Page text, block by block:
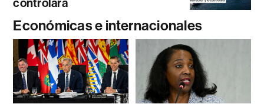
controlará
Económicas e internacionales